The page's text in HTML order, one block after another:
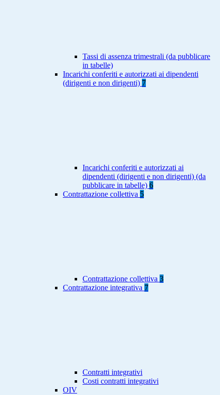
Tassi di assenza trimestrali (da pubblicare
in tabelle)
Incarichi conferiti e autorizzati ai dipendenti
(dirigenti e non dirigenti) 7
Incarichi conferiti e autorizzati ai
dipendenti (dirigenti e non dirigenti) (da
pubblicare in tabelle) 6
Contrattazione collettiva 5
Contrattazione collettiva 3
Contrattazione integrativa 7
Contratti integrativi
Costi contratti integrativi
OIV